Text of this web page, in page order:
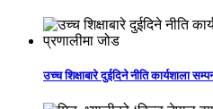
उच्च शिक्षाबारे दुईदिने नीति कार्यशाला